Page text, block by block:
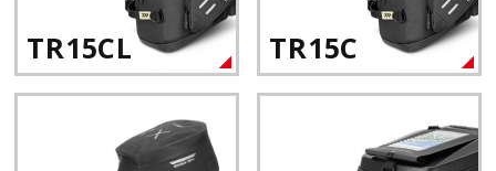
TR15CL TR15C